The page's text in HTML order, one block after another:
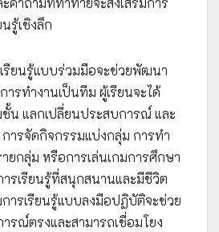
รู้เชิงลึก
รียนรู้แบบร่วมมือจะช่วยพัฒนา
รทำงานเป็นทีม ผู้เรียนจะได้
ชั้น แลกเปลี่ยนประสบการณ์ และ
ารจัดกิจกรรมแบ่งกลุ่ม การทำ
ยกลุ่ม หรือการเล่นเกมการศึกษา
ารเรียนรู้ที่สนุกสนานและมีชีวิต
ารเรียนรู้แบบลงมือปฏิบัติจะช่วย
รณ์ตรงและสามารถเชื่อมโยง